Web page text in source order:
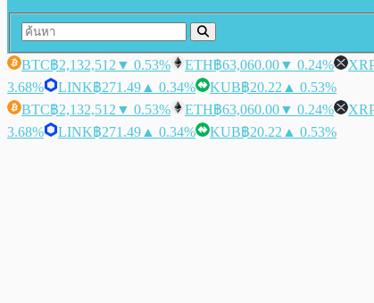
BTC฿2,132,512 ▼ 0.53% ETH฿63,060.00▼ 0.24%
3.68%
LINK฿271.49 ▲ 0.34% KUB฿20.22 ▲ 0.53%
BTC฿2,132,512 ▼ 0.53% ETH฿63,060.00▼ 0.24%
3.68%
LINK฿271.49 ▲ 0.34% KUB฿20.22 ▲ 0.53%